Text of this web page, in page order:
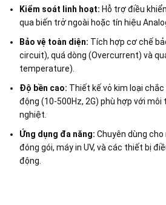
Kiểm soát linh hoạt: Hỗ trợ điều
qua biến trở ngoài hoặc tín hiệu
Bảo vệ toàn diện: Tích hợp cơ chế
circuit), quá dòng (Overcurrent) và
temperature).
Độ bền cao: Thiết kế vỏ kim loại
động (10-500Hz, 2G) phù hợp với
nghiệt.
Ứng dụng đa năng: Chuyên dùng
đóng gói, máy in UV, và các thiết bị
động.